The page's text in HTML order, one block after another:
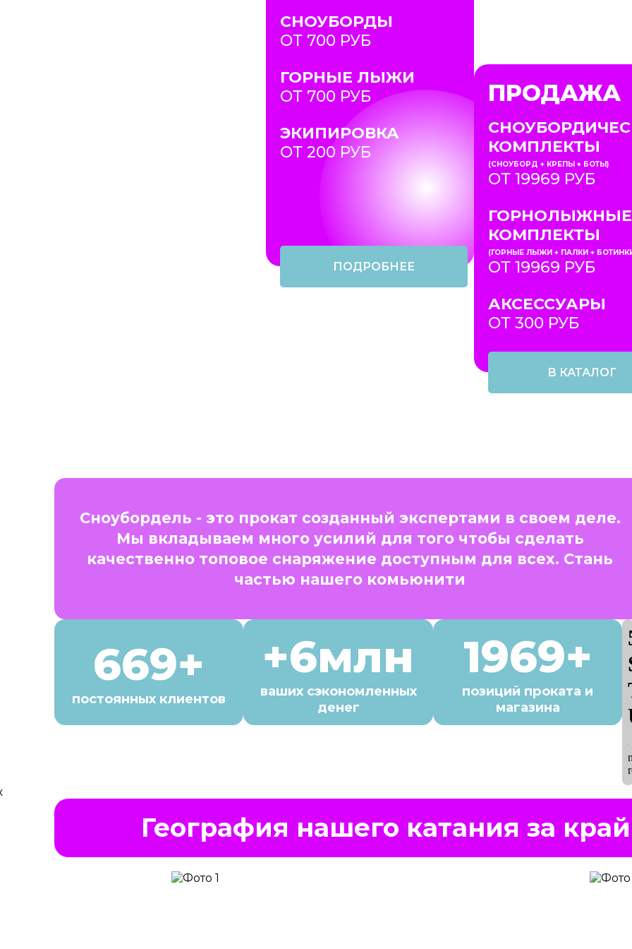
СНОУБОРДЫ
ОТ 700 РУБ
ГОРНЫЕ ЛЫЖИ
ОТ 700 РУБ
ЭКИПИРОВКА
ОТ 200 РУБ
ПОДРОБНЕЕ
ПРОДАЖА
КОМПЛЕКТЫ
(СНОУБОРД + КРЕПЫ + БОТЫ)
ОТ 19969 РУБ
ГОРНОЛЫЖНЫЕ
КОМПЛЕКТЫ
(ГОРНЫЕ ЛЫЖИ + ПАЛКИ +
ОТ 19969 РУБ
АКСЕССУАРЫ
ОТ 300 РУБ
В КАТАЛОГ
Сноубордель - это прокат созданный экспертами в своем деле.
Мы вкладываем много усилий для того чтобы сделать
качественно топовое снаряжение доступным для всех. Стань
частью нашего комьюнити
669+
постоянных клиентов
+6млн
ваших сэкономленных
денег
1969+
позиций проката и
магазина
География нашего катания за